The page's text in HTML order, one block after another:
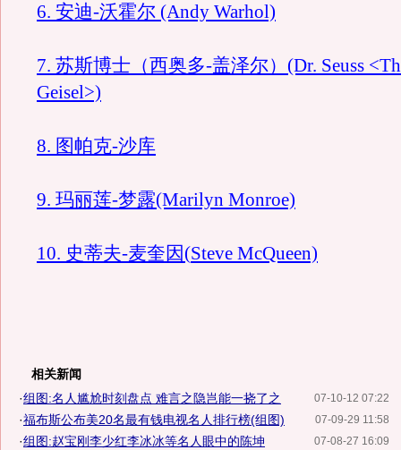
6. 安迪-沃霍尔 (Andy Warhol)
7. 苏斯博士（西奥多-盖泽尔） (Dr. Seuss
Geisel>)
8. 图帕克-沙库
9. 玛丽莲-梦露(Marilyn Monroe)
10. 史蒂夫-麦奎因(Steve McQueen)
相关新闻
07-10-12 07:22
·组图:名人尴尬时刻盘点 难言之隐岂能一挠了之
07-09-29 11:58
·福布斯公布美20名最有钱电视名人排行榜(组图)
07-08-27 16:09
·组图:赵宝刚李少红李冰冰等名人眼中的陈坤